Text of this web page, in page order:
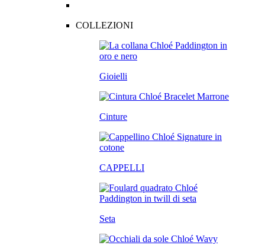
COLLEZIONI
Gioielli
Cinture
CAPPELLI
Seta